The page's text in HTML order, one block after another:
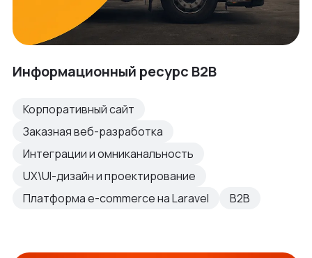
Информационный ресурс B2B
Корпоративный сайт
Заказная веб-разработка
Интеграции и омниканальность
UX\UI-дизайн и проектирование
Платформа e-commerce на Laravel
B2B